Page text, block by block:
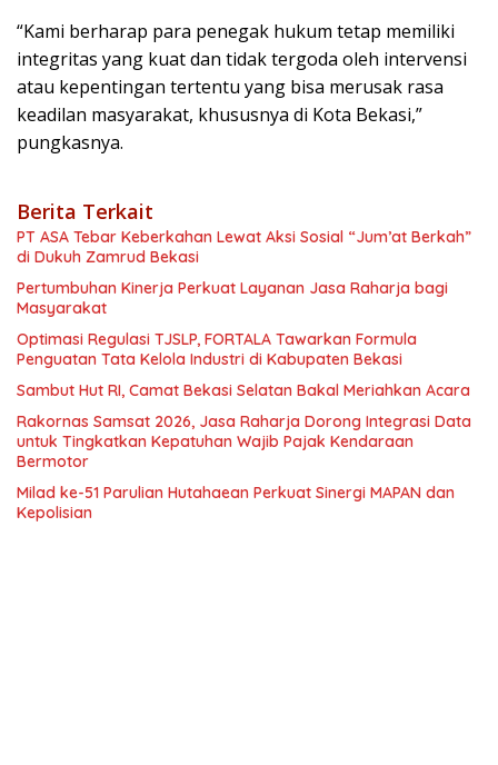
“Kami berharap para penegak hukum tetap memiliki
integritas yang kuat dan tidak tergoda oleh intervensi
atau kepentingan tertentu yang bisa merusak rasa
keadilan masyarakat, khususnya di Kota Bekasi,”
pungkasnya.
Berita Terkait
PT ASA Tebar Keberkahan Lewat Aksi Sosial “Jum’at Berkah”
di Dukuh Zamrud Bekasi
Pertumbuhan Kinerja Perkuat Layanan Jasa Raharja bagi
Masyarakat
Optimasi Regulasi TJSLP, FORTALA Tawarkan Formula
Penguatan Tata Kelola Industri di Kabupaten Bekasi
Sambut Hut RI, Camat Bekasi Selatan Bakal Meriahkan Acara
Rakornas Samsat 2026, Jasa Raharja Dorong Integrasi Data
untuk Tingkatkan Kepatuhan Wajib Pajak Kendaraan
Bermotor
Milad ke-51 Parulian Hutahaean Perkuat Sinergi MAPAN dan
Kepolisian